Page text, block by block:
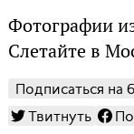
Фотографии
Слетайте в
Подписаться на
Твитнуть